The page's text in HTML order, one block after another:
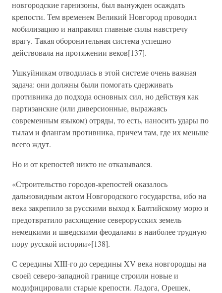
новгородские гарнизоны, был вынужден осаждать
крепости. Тем временем Великий Новгород проводил
мобилизацию и направлял главные силы навстречу
врагу. Такая оборонительная система успешно
действовала на протяжении веков[137].
Ушкуйникам отводилась в этой системе очень важная
задача: они должны были помогать сдерживать
противника до подхода основных сил, но действуя как
партизанские (или диверсионные, выражаясь
современным языком) отряды, то есть, наносить удары по
тылам и флангам противника, причем там, где их меньше
всего ждут.
Но и от крепостей никто не отказывался.
«Строительство городов-крепостей оказалось
дальновидным актом Новгородского государства, ибо на
века закрепило за русскими выход к Балтийскому морю и
предотвратило расхищение северорусских земель
немецкими и шведскими феодалами в наиболее трудную
пору русской истории»[138].
С середины XIII-го до середины XV века новгородцы на
своей северо-западной границе строили новые и
модифицировали старые крепости. Ладога, Орешек,